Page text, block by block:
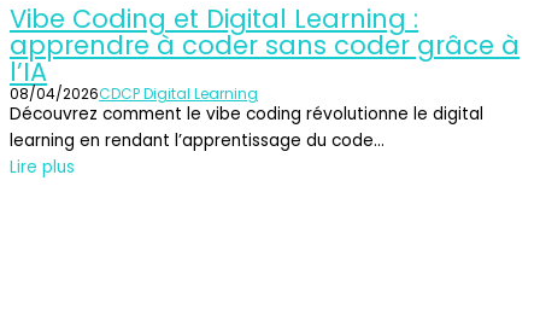
Vibe Coding et Digital Learning :
apprendre à coder sans coder grâce à
l’IA
08/04/2026CDCP Digital Learning
Découvrez comment le vibe coding révolutionne le digital
learning en rendant l’apprentissage du code...
Lire plus